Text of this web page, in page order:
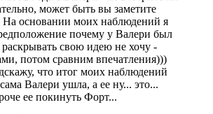
может быть вы заметите
На основании моих наблюдений я
почему у Валери был
раскрывать свою идею не хочу -
потом сравним впечатления)))
что итог моих наблюдений
Валери ушла, а ее ну... это...
ее покинуть Форт...